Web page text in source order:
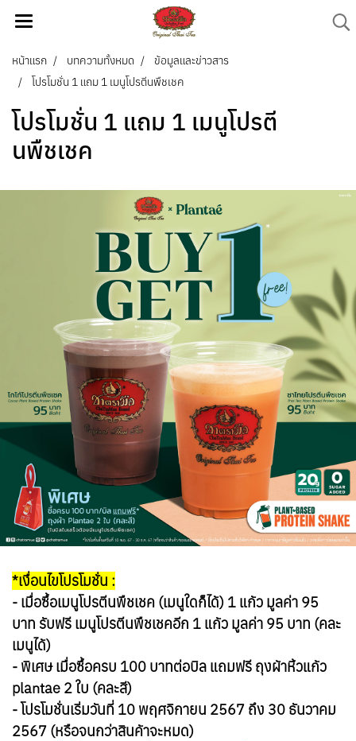
หน้าแรก บทความทั้งหมด
ข้อมูลและข่าวสาร
โปรโมชั่น 1 แถม 1 เมนูโปรตีนพืชเชค
โปรโมชั่น 1 แถม 1 เมนูโปรตี
นพืชเชค
*เงื่อนไขโปรโมชั่น :
- เมื่อซื้อเมนูโปรตีนพืชเชค (เมนูใดก็ได้) 1 แก้ว มูลค่า 95
บาท รับฟรี เมนูโปรตีนพืชเชคอีก 1 แก้ว มูลค่า 95 บาท (คละ
เมนูได้)
- พิเศษ เมื่อซื้อครบ 100 บาทต่อบิล แถมฟรี ถุงผ้าหิ้วแก้ว
plantae 2 ใบ (คละสี)
- โปรโมชั่นเริ่มวันที่ 10 พฤศจิกายน 2567 ถึง 30 ธันวาคม
2567 (หรือจนกว่าสินค้าจะหมด)